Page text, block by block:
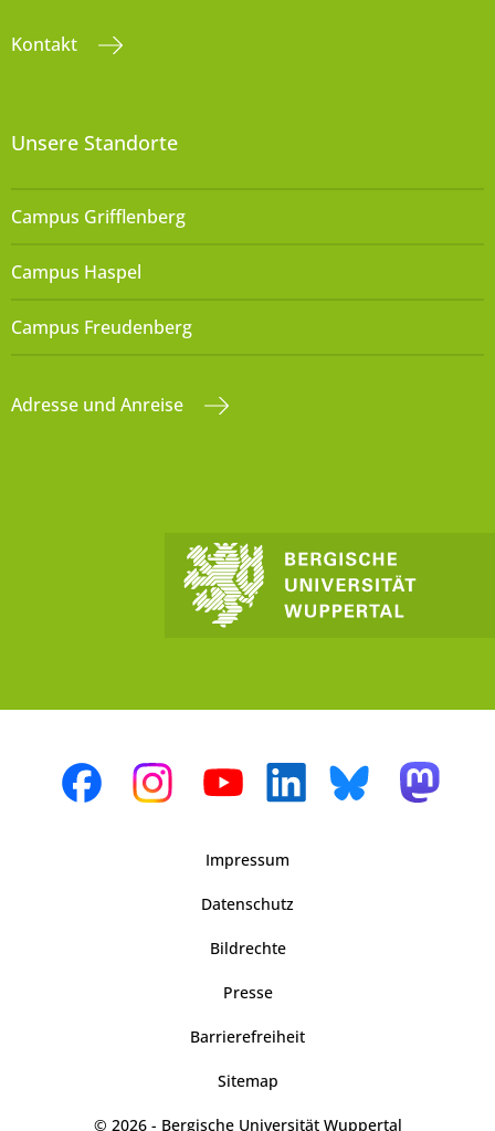
Kontakt
Unsere Standorte
Campus Grifflenberg
Campus Haspel
Campus Freudenberg
Adresse und Anreise
Impressum
Datenschutz
Bildrechte
Presse
Barrierefreiheit
Sitemap
© 2026 - Bergische Universität Wuppertal